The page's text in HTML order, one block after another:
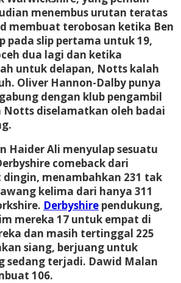
menembus urutan teratas
membuat terobosan ketika Ben
pada slip pertama untuk 19,
dua lagi dan ketika
untuk delapan, Notts kalah
Oliver Hannon-Dalby punya
dengan klub pengambil
Notts diselamatkan oleh badai
Haider Ali menyulap sesuatu
comeback dari
menambahkan 231 tak
kelima dari hanya 311
. Derbyshire pendukung,
mereka 17 untuk empat di
dan masih tertinggal 225
siang, berjuang untuk
sedang terjadi. Dawid Malan
106.